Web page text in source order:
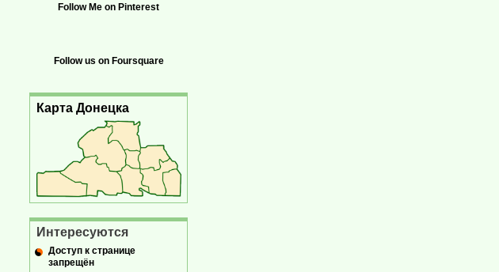
Follow Me on Pinterest
Follow us on Foursquare
Карта Донецка
Интересуются
Доступ к странице
запрещён